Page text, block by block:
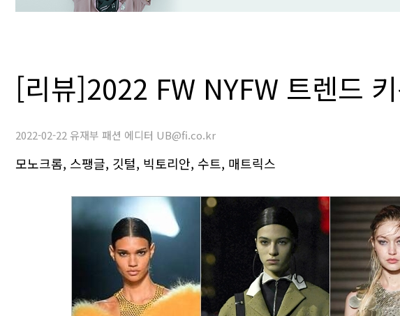
[리뷰]2022 FW NYFW 트렌드
2022-02-22 유재부 패션 에디터 UB@fi.co.kr
모노크롬, 스팽글, 깃털, 빅토리안, 수트, 매트릭스